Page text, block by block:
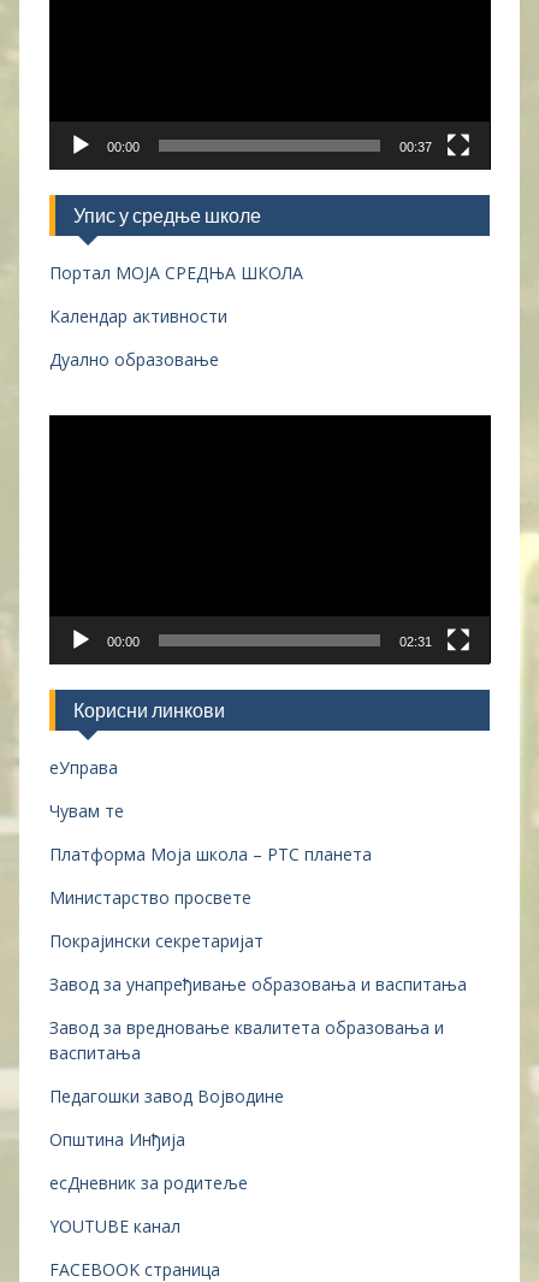
00:00 00:37
Упис у средње школе
Портал МОЈА СРЕДЊА ШКОЛА
Календар активности
Дуално образовање
00:00 02:31
Корисни линкови
еУправа
Чувам те
Платформа Моја школа – РТС планета
Министарство просвете
Покрајински секретаријат
Завод за унапређивање образовања и васпитања
Завод за вредновање квалитета образовања и
васпитања
Педагошки завод Војводине
Општина Инђија
есДневник за родитеље
YOUTUBE канал
FACEBOOK страница